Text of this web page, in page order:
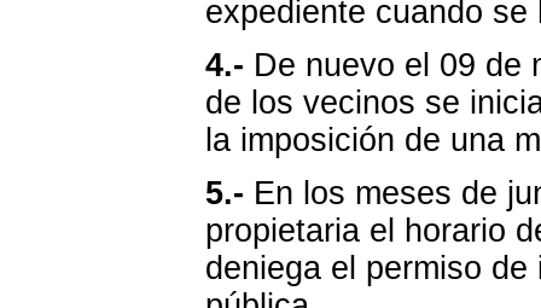
expediente cuando
4.- De nuevo el 09 de
de los vecinos se
la imposición de una
5.- En los meses de
propietaria el horario
deniega el permiso